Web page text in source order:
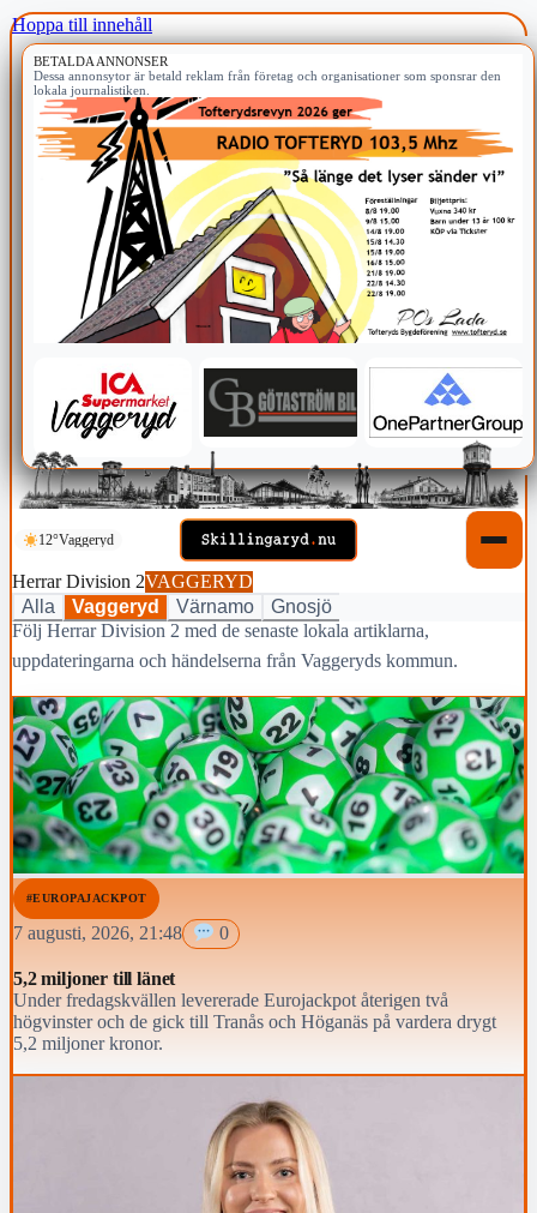
Hoppa till innehåll
BETALDA ANNONSER
Dessa annonsytor är betald reklam från företag och organisationer som sponsrar den
lokala journalistiken.
12°Vaggeryd
Herrar Division 2VAGGERYD
Alla
Vaggeryd Värnamo
Gnosjö
Följ Herrar Division 2 med de senaste lokala artiklarna,
uppdateringarna och händelserna från Vaggeryds kommun.
#EUROPAJACKPOT
7 augusti, 2026, 21:48 0
5,2 miljoner till länet
Under fredagskvällen levererade Eurojackpot återigen två
högvinster och de gick till Tranås och Höganäs på vardera drygt
5,2 miljoner kronor.